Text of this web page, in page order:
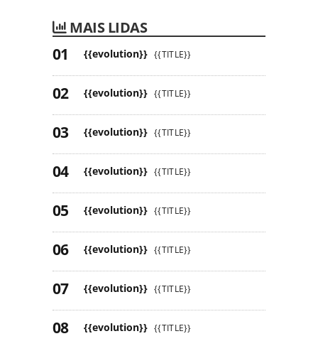
MAIS LIDAS
{{evolution}} {{TITLE}}
{{evolution}} {{TITLE}}
{{evolution}} {{TITLE}}
{{evolution}} {{TITLE}}
{{evolution}} {{TITLE}}
{{evolution}} {{TITLE}}
{{evolution}} {{TITLE}}
{{evolution}} {{TITLE}}